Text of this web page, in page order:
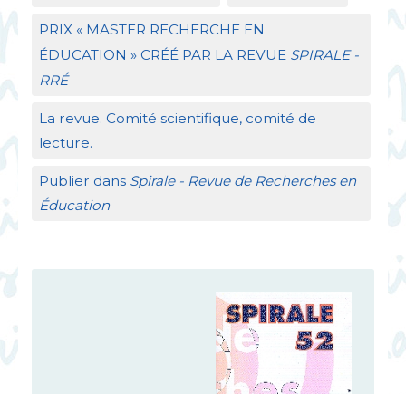
PRIX« MASTER RECHERCHE EN
ÉDUCATION » CRÉÉ PAR LA REVUE SPIRALE-
RRÉ
La revue. Comité scientifique, comité de
lecture.
Publier dans Spirale - Revue de Recherches en
Éducation